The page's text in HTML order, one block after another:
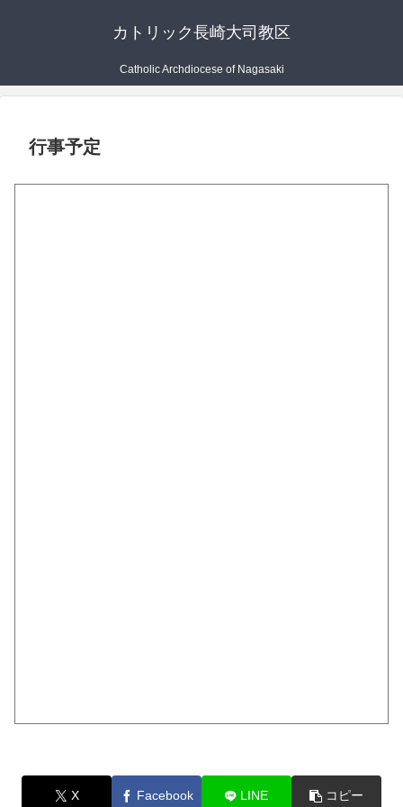
カトリック長崎大司教区
Catholic Archdiocese of Nagasaki
行事予定
X Facebook LINE コピー